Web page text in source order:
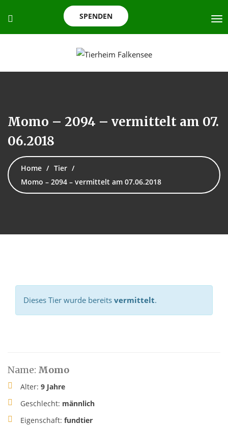
SPENDEN
Momo – 2094 – vermittelt am 07.
06.2018
Home
Tier
Momo – 2094 – vermittelt am 07.06.2018
Dieses Tier wurde bereits vermittelt.
Name: Momo
Alter: 9 Jahre
Geschlecht: männlich
Eigenschaft: fundtier